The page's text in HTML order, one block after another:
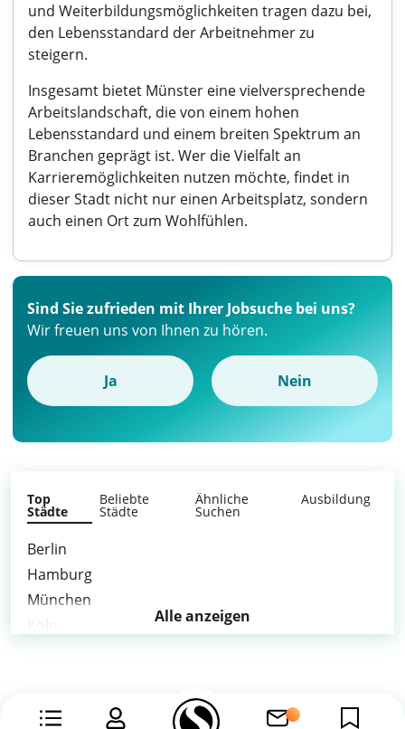
und Weiterbildungsmöglichkeiten tragen dazu bei,
den Lebensstandard der Arbeitnehmer zu
steigern.
Insgesamt bietet Münster eine vielversprechende
Arbeitslandschaft, die von einem hohen
Lebensstandard und einem breiten Spektrum an
Branchen geprägt ist. Wer die Vielfalt an
Karrieremöglichkeiten nutzen möchte, findet in
dieser Stadt nicht nur einen Arbeitsplatz, sondern
auch einen Ort zum Wohlfühlen.
Sind Sie zufrieden mit Ihrer Jobsuche bei uns?
Wir freuen uns von Ihnen zu hören.
Ja Nein
Top
Städte
Beliebte
Städte
Ähnliche
Suchen
Ausbildung
Berlin
Hamburg
München
Alle anzeigen